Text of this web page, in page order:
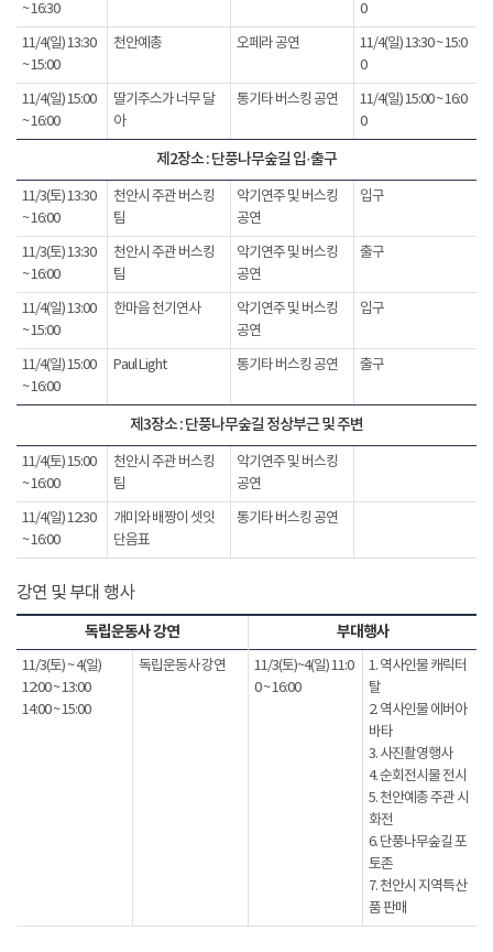
~ 16:30
0
11/4(일) 13:30
~ 15:00
천안예총 오페라 공연
11/4(일) 13:30 ~ 15:0
0
11/4(일) 15:00
~ 16:00
딸기주스가 너무 달
아
통기타 버스킹 공연
11/4(일) 15:00 ~ 16:0
0
제2장소 : 단풍나무숲길 입·출구
11/3(토) 13:30
~ 16:00
천안시 주관 버스킹
팀
악기연주 및 버스킹
공연
입구
11/3(토) 13:30
~ 16:00
천안시 주관 버스킹
팀
악기연주 및 버스킹
공연
출구
11/4(일) 13:00
~ 15:00
한마음 천기연사
악기연주 및 버스킹
공연
입구
11/4(일) 15:00
~ 16:00
Paul Light 통기타 버스킹 공연 출구
제3장소 : 단풍나무숲길 정상부근 및 주변
11/4(토) 15:00
~ 16:00
천안시 주관 버스킹
팀
악기연주 및 버스킹
공연
11/4(일) 12:30
~ 16:00
개미와 배짱이 셋잇
단음표
통기타 버스킹 공연
강연 및 부대 행사
독립운동사 강연 부대행사
11/3(토) ~ 4(일)
12:00 ~ 13:00
14:00 ~ 15:00
독립운동사 강연
11/3(토)~4(일) 11:0
0 ~ 16:00
1. 역사인물 캐릭터
탈
2. 역사인물 에버아
바타
3. 사진촬영행사
4. 순회전시물 전시
5. 천안예총 주관 시
화전
6. 단풍나무숲길 포
토존
7. 천안시 지역특산
품 판매